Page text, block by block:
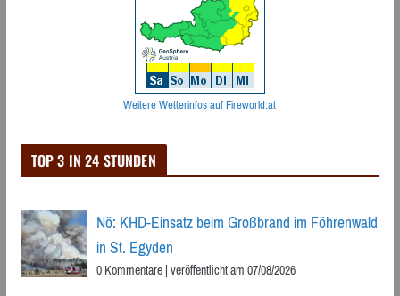
Weitere Wetterinfos auf Fireworld.at
TOP 3 IN 24 STUNDEN
Nö: KHD-Einsatz beim Großbrand im Föhrenwald
in St. Egyden
0 Kommentare|veröffentlicht am 07/08/2026